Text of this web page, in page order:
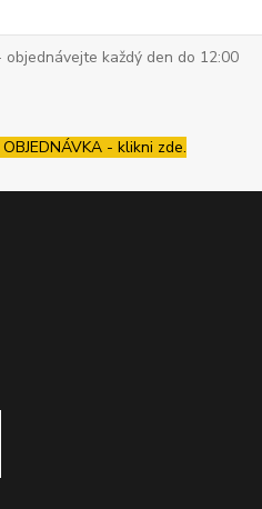
každý den do 12:00
- klikni zde.